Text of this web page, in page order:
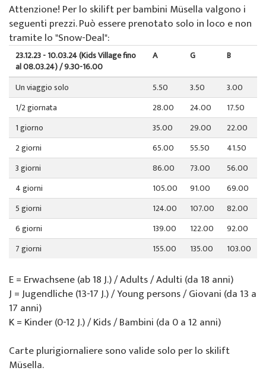
Il nostro ristorante
FAQ
Jobs
Attenzione! Per lo skilift per bambini Müsella valgono i
seguenti prezzi. Può essere prenotato solo in loco e non
tramite lo "Snow-Deal":
23.12.23 - 10.03.24 (Kids Village fino
al 08.03.24) / 9.30-16.00
A G B
Un viaggio solo 5.50 3.50
3.00
1/2 giornata
28.00 24.00
17.50
1 giorno
35.00 29.00
22.00
2 giorni
65.00 55.50
41.50
3 giorni
86.00 73.00
56.00
4 giorni
105.00 91.00
69.00
5 giorni
124.00 107.00
82.00
6 giorni
139.00 122.00
92.00
7 giorni
155.00 135.00 103.00
E = Erwachsene (ab 18 J.) / Adults / Adulti (da 18 anni)
J = Jugendliche (13-17 J.) / Young persons / Giovani (da 13 a
17 anni)
K = Kinder (0-12 J.) / Kids / Bambini (da 0 a 12 anni)
Carte plurigiornaliere sono valide solo per lo skilift
Müsella.